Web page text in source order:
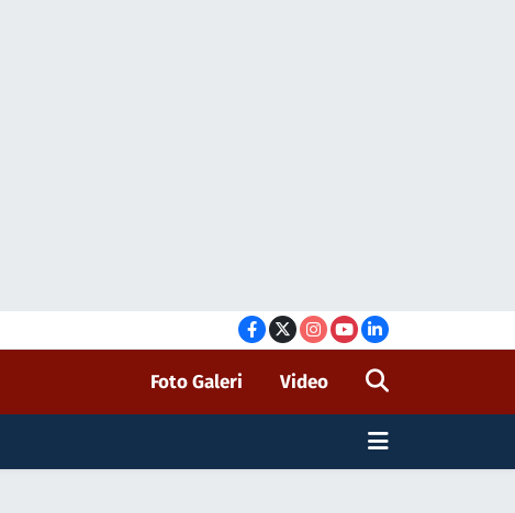
Foto Galeri Video